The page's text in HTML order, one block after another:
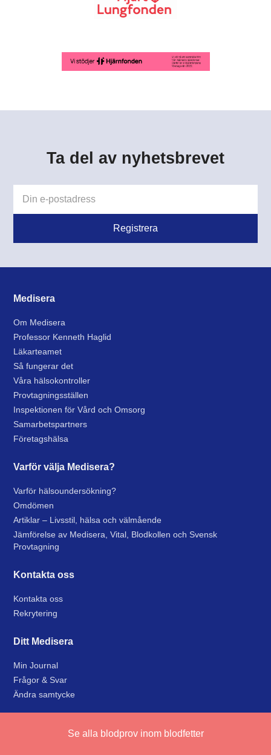
Se alla blodprov inom blodfetter
Ta del av nyhetsbrevet
Medisera
Om Medisera
Professor Kenneth Haglid
Läkarteamet
Så fungerar det
Våra hälsokontroller
Provtagningsställen
Inspektionen för Vård och Omsorg
Samarbetspartners
Företagshälsa
Varför välja Medisera?
Varför hälsoundersökning?
Omdömen
Artiklar – Livsstil, hälsa och välmående
Jämförelse av Medisera, Vital, Blodkollen och Svensk
Provtagning
Kontakta oss
Kontakta oss
Rekrytering
Ditt Medisera
Min Journal
Frågor & Svar
Ändra samtycke